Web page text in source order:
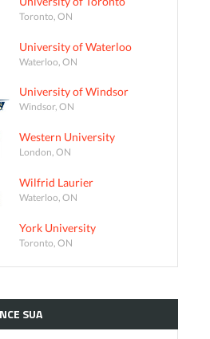
Toronto, ON
University of Waterloo
Waterloo, ON
University of Windsor
Windsor, ON
Western University
London, ON
Wilfrid Laurier
Waterloo, ON
York University
Toronto, ON
SUA